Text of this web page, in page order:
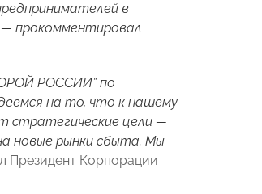
в
прокомментировал
РОССИИ” по
на то, что к нашему
стратегические цели —
новые рынки сбыта. Мы
Президент Корпорации